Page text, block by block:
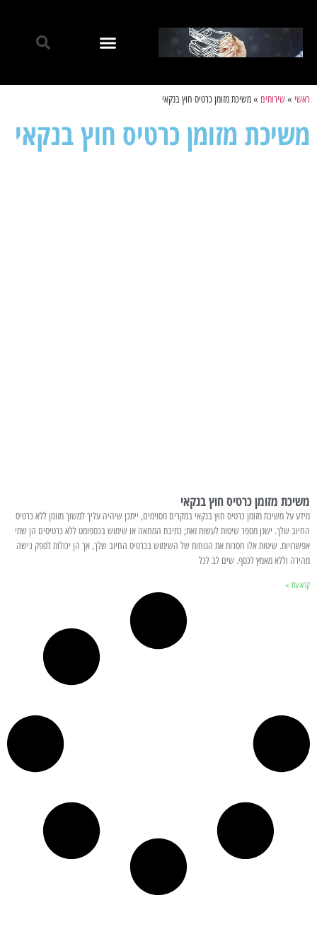
ראשי »שירותים »משיכת מזומן כרטיס חוץ בנקאי
משיכת מזומן כרטיס חוץ בנקאי
משיכת מזומן כרטיס חוץ בנקאי
מידע על משיכת מזומן כרטיס חוץ בנקאי במקרים מסוימים, ייתכן שיהיה עליך למשוך מזומן ללא כרטיס
החיוב שלך. ישנן מספר שיטות לעשות זאת; כתיבת המחאה או שימוש בכספומט ללא כרטיסים הן שתי
אפשרויות. שיטות אלו חסרות את הנוחות של השימוש בכרטיס החיוב שלך, אך הן יכולות לספק גישה
מהירה וללא מאמץ לכסף. שים לב לכל
קרא עוד »